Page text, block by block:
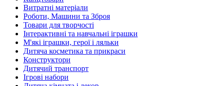
Витратні матеріали
Роботи, Машини та Зброя
Товари для творчості
Інтерактивні та навчальні іграшки
М'які іграшки, герої і ляльки
Дитяча косметика та прикраси
Конструктори
Дитячий транспорт
Ігрові набори